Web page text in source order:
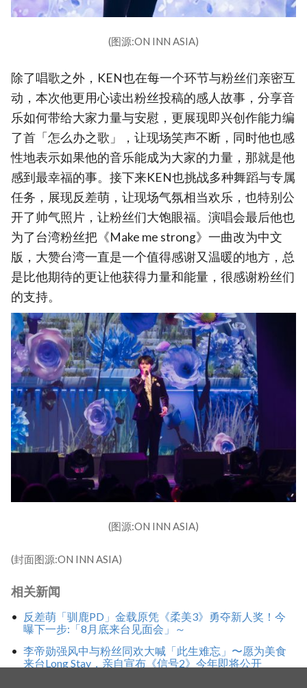
(图源:ON INN ASIA)
除了唱歌之外，KEN也在每一个环节与粉丝们亲密互
动，本次他更用心读出粉丝投稿的感人故事，分享音
乐如何带给大家力量与安慰，更展现即兴创作能力编
了首「怎么办之歌」，让现场笑声不断，同时他也感
性地表示如果他的音乐能成为大家的力量，那就是他
感到最幸福的事。接下来KEN也挑战多种舞蹈与专属
任务，展现反差萌，让现场气氛相当欢乐，也特别公
开了帅气照片，让粉丝们大饱眼福。演唱会最后他也
为了台湾粉丝把《Make me strong》一曲改为中文
版，大赞台湾一直是一个值得感谢又温暖的地方，总
是比他期待的更让他获得力量和能量，很感谢粉丝们
的支持。
(图源:ON INN ASIA)
(封面图源:ON INN ASIA)
相关新闻
反差萌「驯鹿PD」金载原凭《柔美3》勇夺新人奖！今
曝下一步:「8月底来台见面会」～
李帝勋强风中与粉丝同欢大喊「此生难忘」〜愿为美食
来台Long Stay，亲自宣布《信号2》今年即将公开